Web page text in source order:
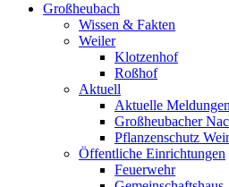
Großheubach
Wissen & Fakten
Weiler
Klotzenhof
Roßhof
Aktuell
Aktuelle Meldungen
Großheubacher
Pflanzenschutz
Öffentliche Einrichtungen
Feuerwehr